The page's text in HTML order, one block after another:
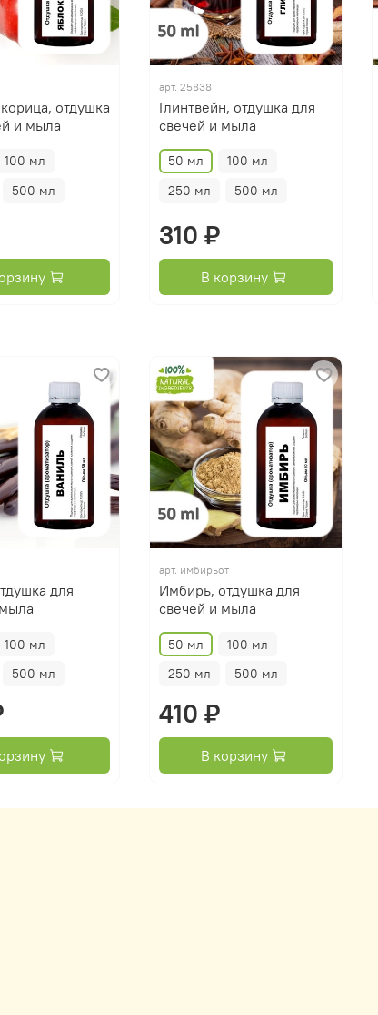
отдушка
и мыла
100 мл
500 мл
арт. 25838
Глинтвейн, отдушка для
свечей и мыла
50 мл
100 мл
250 мл
500 мл
310 ₽
В корзину
для
100 мл
500 мл
арт. имбирьот
Имбирь, отдушка для
свечей и мыла
50 мл
100 мл
250 мл
500 мл
410 ₽
В корзину